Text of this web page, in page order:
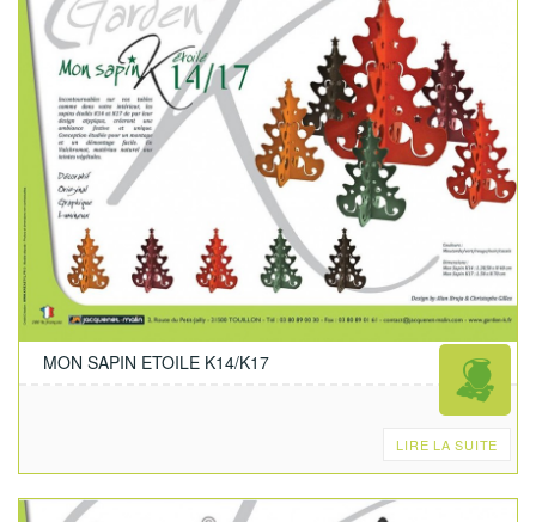
MON SAPIN ETOILE K14/K17
LIRE LA SUITE